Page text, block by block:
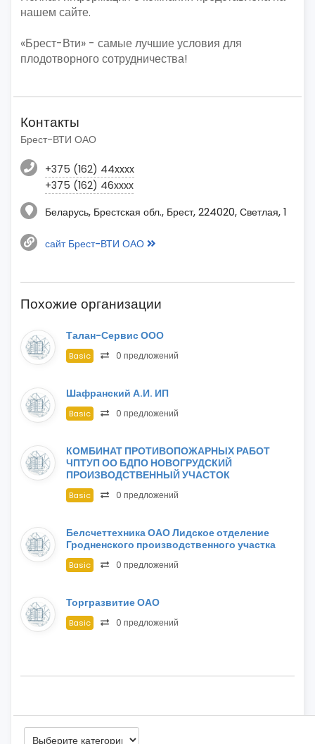
нашем сайте.
«Брест-Вти» - самые лучшие условия для
плодотворного сотрудничества!
Контакты
Брест-ВТИ ОАО
+375 (162) 44xxxx
+375 (162) 46xxxx
Беларусь, Брестская обл., Брест, 224020, Светлая, 1
сайт Брест-ВТИ ОАО
Похожие организации
Талан-Сервис ООО
Basic 0 предложений
Шафранский А.И. ИП
Basic 0 предложений
КОМБИНАТ ПРОТИВОПОЖАРНЫХ РАБОТ
ЧПТУП ОО БДПО НОВОГРУДСКИЙ
ПРОИЗВОДСТВЕННЫЙ УЧАСТОК
Basic 0 предложений
Белсчеттехника ОАО Лидское отделение
Гродненского производственного участка
Basic 0 предложений
Торгразвитие ОАО
Basic 0 предложений